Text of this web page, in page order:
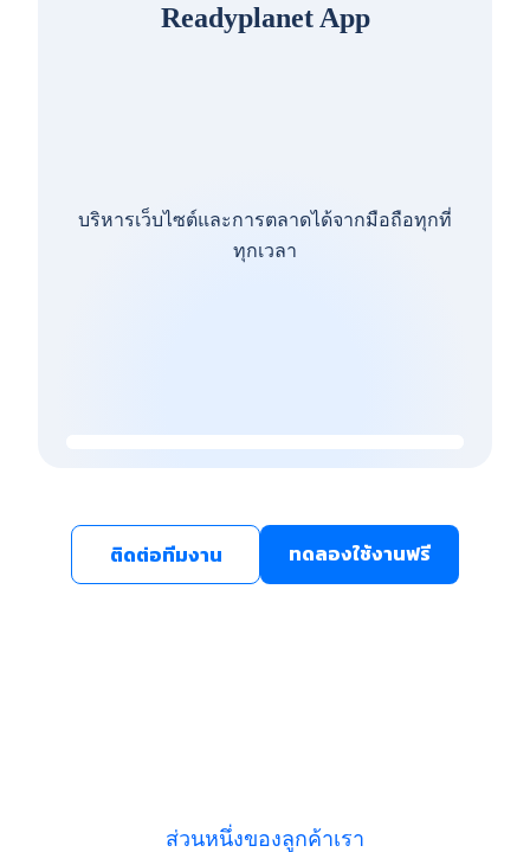
Readyplanet App
บริหารเว็บไซต์และการตลาดได้จากมือถือทุกที่
ทุกเวลา
ติดต่อทีมงาน ทดลองใช้งานฟรี
ส่วนหนึ่งของลูกค้าเรา